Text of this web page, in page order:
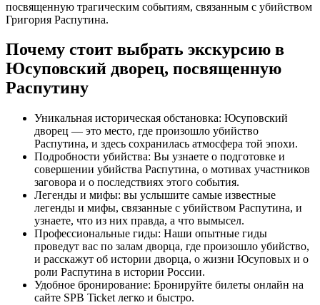
посвященную трагическим событиям, связанным с убийством
Григория Распутина.
Почему стоит выбрать экскурсию в
Юсуповский дворец, посвященную
Распутину
Уникальная историческая обстановка: Юсуповский
дворец — это место, где произошло убийство
Распутина, и здесь сохранилась атмосфера той эпохи.
Подробности убийства: Вы узнаете о подготовке и
совершении убийства Распутина, о мотивах участников
заговора и о последствиях этого события.
Легенды и мифы: вы услышите самые известные
легенды и мифы, связанные с убийством Распутина, и
узнаете, что из них правда, а что вымысел.
Профессиональные гиды: Наши опытные гиды
проведут вас по залам дворца, где произошло убийство,
и расскажут об истории дворца, о жизни Юсуповых и о
роли Распутина в истории России.
Удобное бронирование: Бронируйте билеты онлайн на
сайте SPB Ticket легко и быстро.